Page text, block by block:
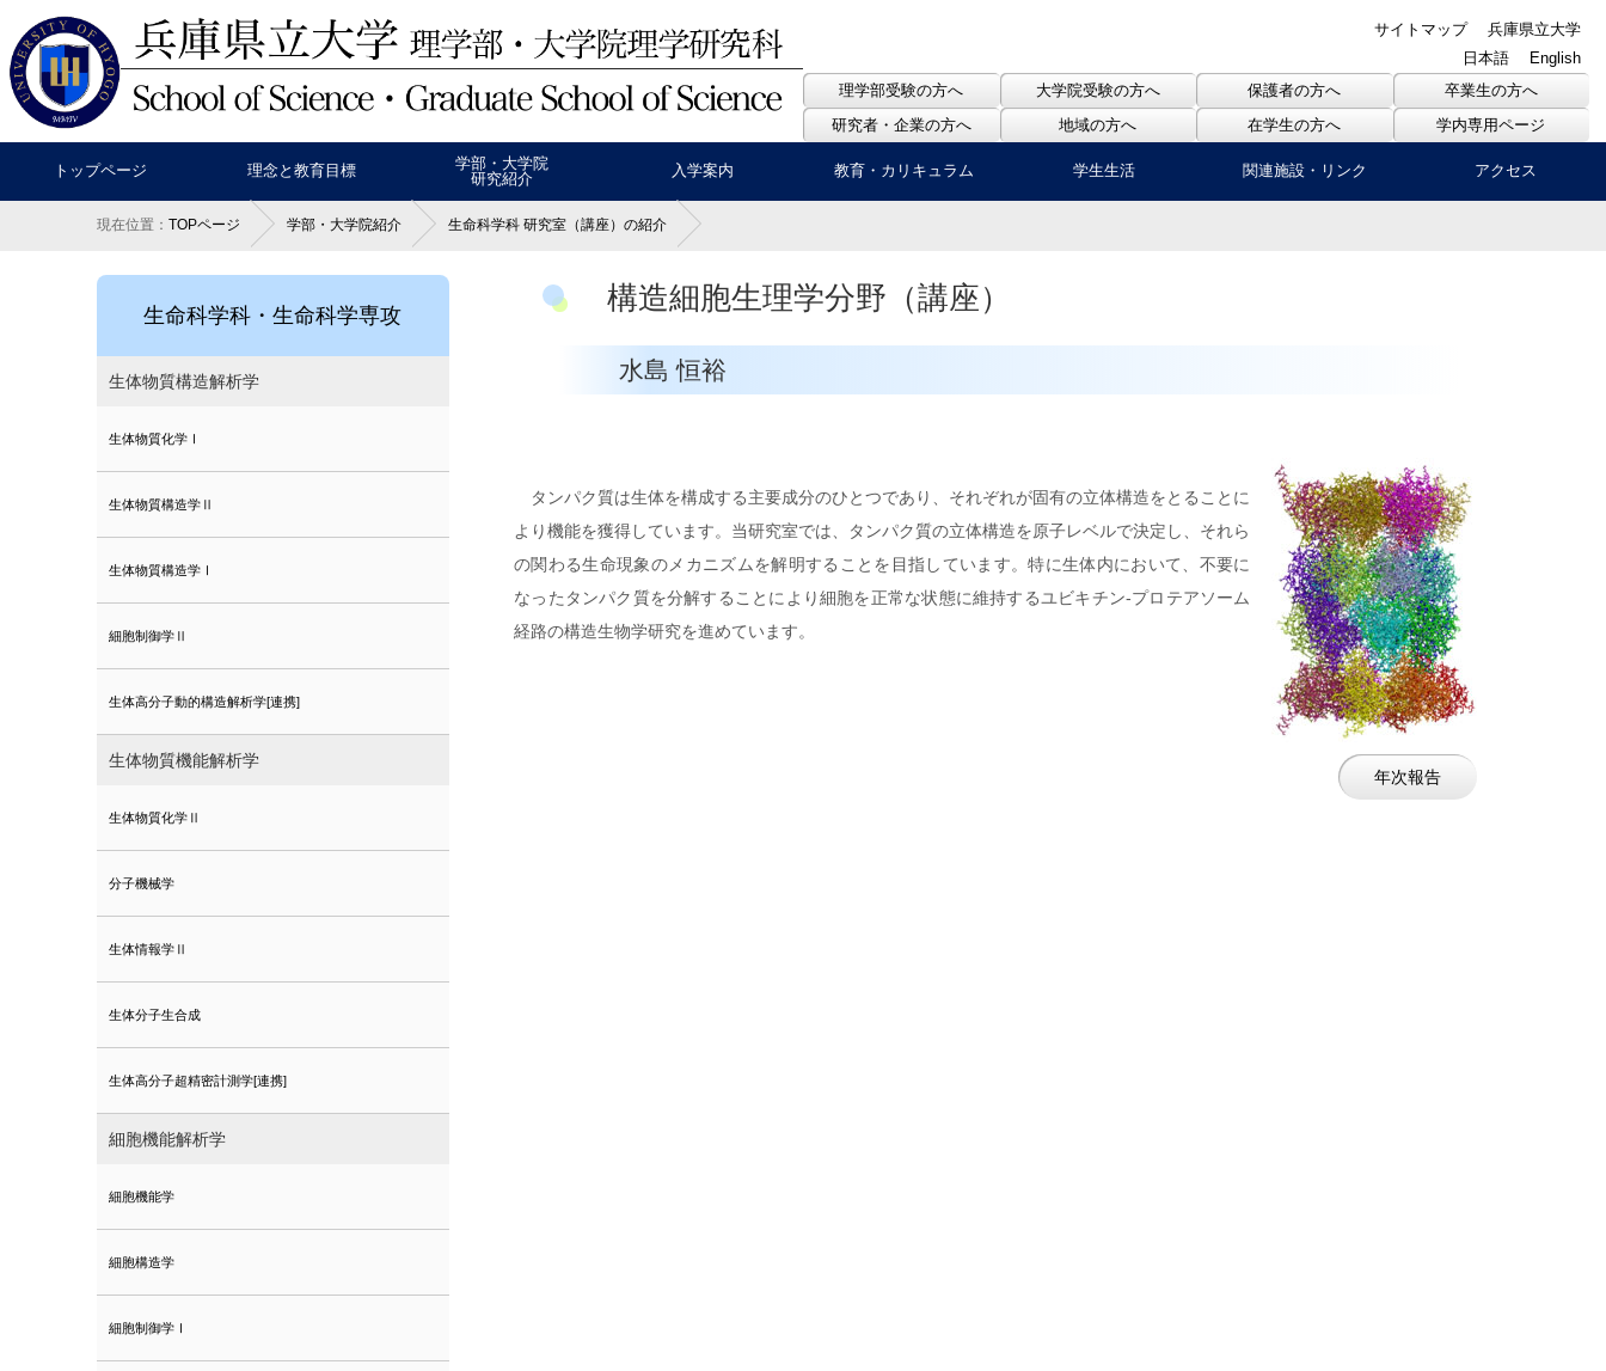
兵庫県立大学
サイトマップ
English
日本語
理学部受験の方へ
大学院受験の方へ 保護者の方へ
卒業生の方へ
研究者・企業の方へ
地域の方へ 在学生の方へ 学内専用ページ
トップページ 理念と教育目標
学部・大学院
研究紹介
入学案内 教育・カリキュラム 学生生活 関連施設・リンク アクセス
現在位置： TOPページ 学部・大学院紹介 生命科学科 研究室（講座）の紹介
生命科学科・生命科学専攻
生体物質構造解析学
生体物質化学Ⅰ
生体物質構造学Ⅱ
生体物質構造学Ⅰ
細胞制御学Ⅱ
生体高分子動的構造解析学[連携]
生体物質機能解析学
生体物質化学Ⅱ
分子機械学
生体情報学Ⅱ
生体分子生合成
生体高分子超精密計測学[連携]
細胞機能解析学
細胞機能学
細胞構造学
細胞制御学Ⅰ
構造細胞生理学分野（講座）
水島 恒裕
タンパク質は生体を構成する主要成分のひとつであり、それぞれが固有の立体構造をとることに
より機能を獲得しています。当研究室では、タンパク質の立体構造を原子レベルで決定し、それら
の関わる生命現象のメカニズムを解明することを目指しています。特に生体内において、不要に
なったタンパク質を分解することにより細胞を正常な状態に維持するユビキチン-プロテアソーム
経路の構造生物学研究を進めています。
年次報告